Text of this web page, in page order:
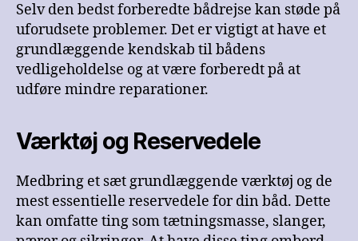
Selv den bedst forberedte bådrejse kan støde på
uforudsete problemer. Det er vigtigt at have et
grundlæggende kendskab til bådens
vedligeholdelse og at være forberedt på at
udføre mindre reparationer.
Værktøj og Reservedele
Medbring et sæt grundlæggende værktøj og de
mest essentielle reservedele for din båd. Dette
kan omfatte ting som tætningsmasse, slanger,